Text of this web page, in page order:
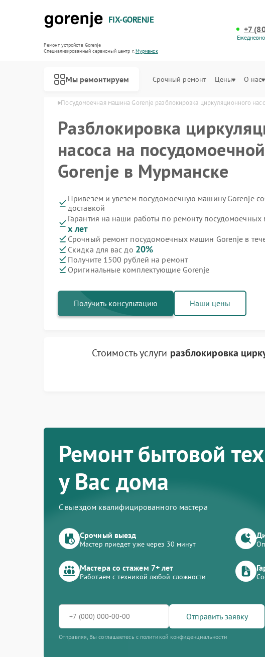
FIX-GORENJE
Ремонт устройств Gorenje
Специализированный cервисный центр г.Мурманск
+7
Мы ремонтируем Срочный ремонт Цены О нас
в Мурманске Посудомоечная машина Gorenje разблокировка циркуляционного
Разблокировка
насоса на
Gorenje в Мурманске
Привезем и увезем посудомоечную машину Gorenje
доставкой
Гарантия на наши работы по ремонту
х лет
Срочный ремонт посудомоечных машин Gorenje в
Скидка для вас до 20%
Получите 1500 рублей на ремонт
Оригинальные комплектующие Gorenje
Получить консультацию Наши цены
Стоимость услуги разблокировка
Ремонт бытовой
у Вас дома
С выездом квалифицированного мастера
Срочный выезд
Мастер приедет уже через 30 минут
Мастера со стажем 7+ лет
Работаем с техникой любой сложности
Отправить заявку
Отправляя, Вы соглашаетесь с политикой конфиденциальности